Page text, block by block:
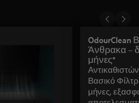
OdourClean
Άνθρακα –
μήνες*
Βασικό
μήνες,